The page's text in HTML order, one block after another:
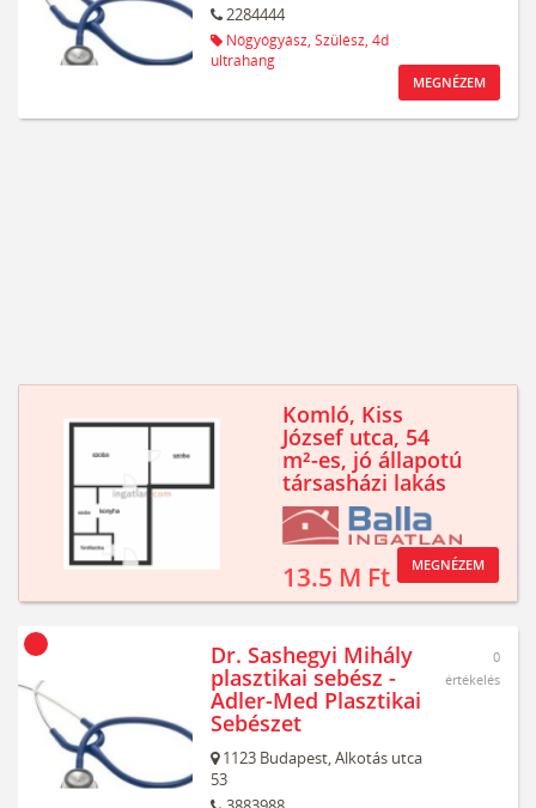
2284444
Nőgyógyász, Szülész, 4d
ultrahang
MEGNÉZEM
Komló, Kiss
József utca, 54
m²-es, jó állapotú
társasházi lakás
13.5 M Ft MEGNÉZEM
Dr. Sashegyi Mihály
plasztikai sebész -
Adler-Med Plasztikai
Sebészet
1123 Budapest,Alkotás utca
53
0
értékelés